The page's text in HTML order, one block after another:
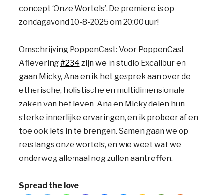
concept ‘Onze Wortels’. De premiere is op
zondagavond 10-8-2025 om 20:00 uur!
Omschrijving PoppenCast: Voor PoppenCast
Aflevering#234 zijn we in studio Excalibur en
gaan Micky, Ana en ik het gesprek aan over de
etherische, holistische en multidimensionale
zaken van het leven. Ana en Micky delen hun
sterke innerlijke ervaringen, en ik probeer af en
toe ook iets in te brengen. Samen gaan we op
reis langs onze wortels, en wie weet wat we
onderweg allemaal nog zullen aantreffen.
Spread the love